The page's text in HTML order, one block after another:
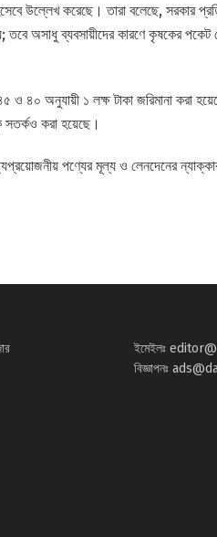
উল্লেখ করেছে। তারা বলেছে, সরকার
তবে অসাধু ব্যবসায়ীদের কারণে কৃষকের পকেট
৪০ অনুযায়ী ১ লক্ষ টাকা জরিমানা করা
সতর্কও করা হয়েছে।
পণ্যের মূল্য ও লেনদেনের
ইমেইলঃ
বিজ্ঞাপনঃ